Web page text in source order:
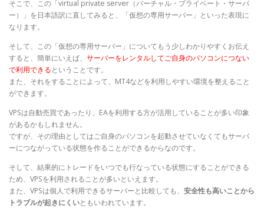
そこで、この「virtual private server（バーチャル・プライベート・サーバ
ー）」を日本語訳に直してみると、「仮想の専用サーバー」といった表現に
なります。
そして、この「仮想の専用サーバー」についてもう少しわかりやすくお伝え
すると、簡単にいえば、 サーバーをレンタルしてご自身のパソコンにつない
で利用できるということです。
また、それをすることによって、MT4などを利用しやすい環境を整えること
ができます。
VPSは自動売買であったり、EAを利用する方が活用していることが多い印象
があるかもしれません。
ですが、その理由としてはご自身のパソコンを起動させていなくてもサーバ
ーにつながっている状態を作ることができるからなのです。
そして、結果的にトレードをいつでも行なっている状態にすることができる
ため、VPSを利用されることが多いといえます。
また、VPSは個人で利用できるサーバーと比較しても、 安全性も高いことから
トラブルが起きにくいともいわれています。